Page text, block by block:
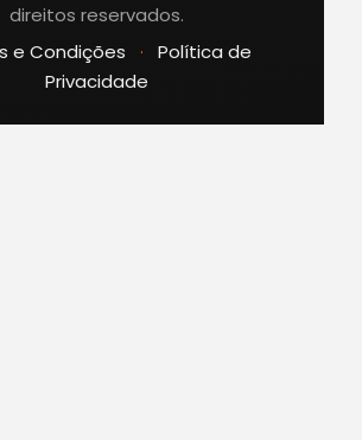
direitos reservados.
e Condições
·
Política de
Privacidade